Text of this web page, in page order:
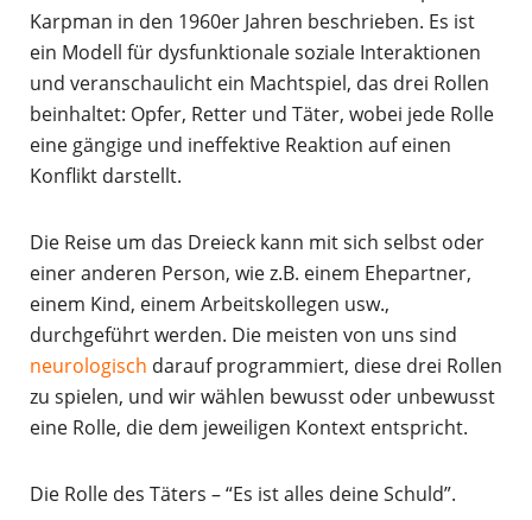
Karpman in den 1960er Jahren beschrieben. Es ist
ein Modell für dysfunktionale soziale Interaktionen
und veranschaulicht ein Machtspiel, das drei Rollen
beinhaltet: Opfer, Retter und Täter, wobei jede Rolle
eine gängige und ineffektive Reaktion auf einen
Konflikt darstellt.
Die Reise um das Dreieck kann mit sich selbst oder
einer anderen Person, wie z.B. einem Ehepartner,
einem Kind, einem Arbeitskollegen usw.,
durchgeführt werden. Die meisten von uns sind
neurologisch darauf programmiert, diese drei Rollen
zu spielen, und wir wählen bewusst oder unbewusst
eine Rolle, die dem jeweiligen Kontext entspricht.
Die Rolle des Täters – “Es ist alles deine Schuld”.